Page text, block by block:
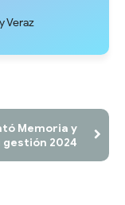
Veraz
Memoria y
gestión 2024